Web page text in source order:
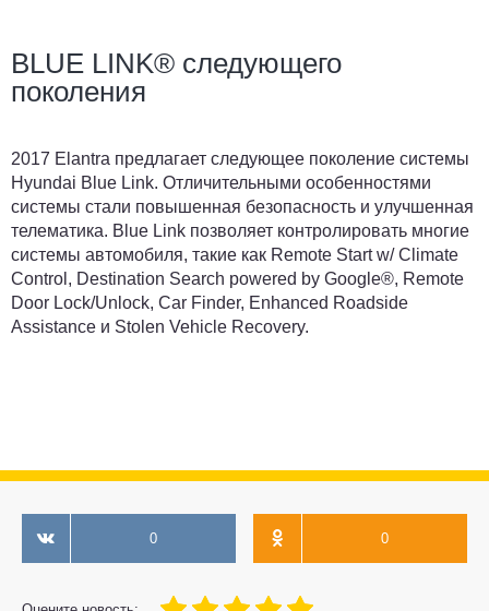
BLUE LINK® следующего
поколения
2017 Elantra предлагает следующее поколение системы
Hyundai Blue Link. Отличительными особенностями
системы стали повышенная безопасность и улучшенная
телематика. Blue Link позволяет контролировать многие
системы автомобиля, такие как Remote Start w/ Climate
Control, Destination Search powered by Google®, Remote
Door Lock/Unlock, Car Finder, Enhanced Roadside
Assistance и Stolen Vehicle Recovery.
0 0